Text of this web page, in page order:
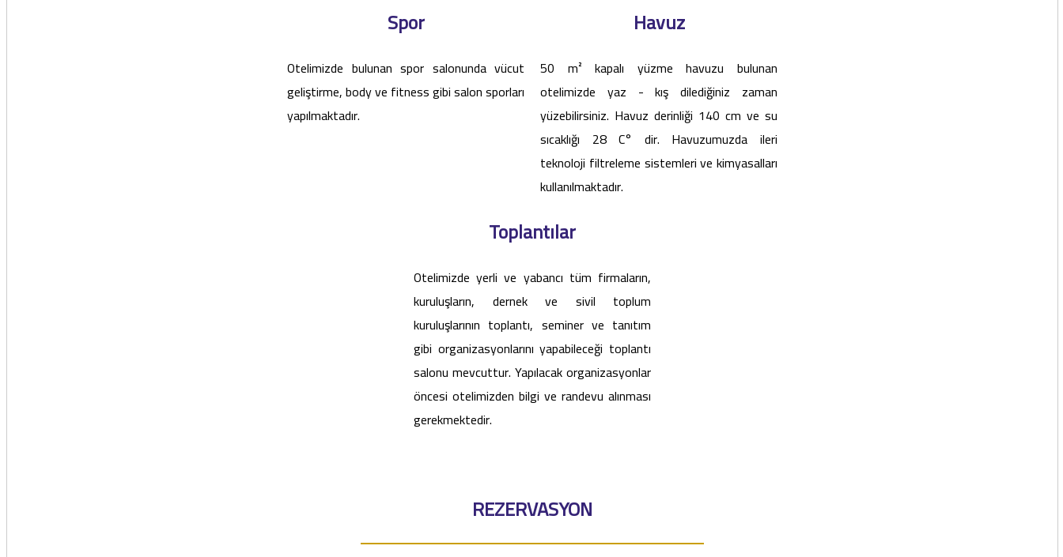
Spor
Otelimizde bulunan spor salonunda vücut
geliştirme, body ve fitness gibi salon sporları
yapılmaktadır.
Havuz
50 m² kapalı yüzme havuzu bulunan
otelimizde yaz - kış dilediğiniz zaman
yüzebilirsiniz. Havuz derinliği 140 cm ve su
sıcaklığı 28 C° dir. Havuzumuzda ileri
teknoloji filtreleme sistemleri ve kimyasalları
kullanılmaktadır.
Toplantılar
Otelimizde yerli ve yabancı tüm firmaların,
kuruluşların, dernek ve sivil toplum
kuruluşlarının toplantı, seminer ve tanıtım
gibi organizasyonlarını yapabileceği toplantı
salonu mevcuttur. Yapılacak organizasyonlar
öncesi otelimizden bilgi ve randevu alınması
gerekmektedir.
REZERVASYON